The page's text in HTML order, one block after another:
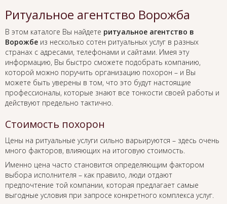
Ритуальное агентство Ворожба
В этом каталоге Вы найдете ритуальное агентство в
Ворожбе из несколько сотен ритуальных услуг в разных
странах с адресами, телефонами и сайтами. Имея эту
информацию, Вы быстро сможете подобрать компанию,
которой можно поручить организацию похорон – и Вы
можете быть уверены в том, что это будут настоящие
профессионалы, которые знают все тонкости своей работы и
действуют предельно тактично.
Стоимость похорон
Цены на ритуальные услуги сильно варьируются – здесь очень
много факторов, влияющих на итоговую стоимость.
Именно цена часто становится определяющим фактором
выбора исполнителя – как правило, люди отдают
предпочтение той компании, которая предлагает самые
выгодные условия при запросе конкретного комплекса услуг.